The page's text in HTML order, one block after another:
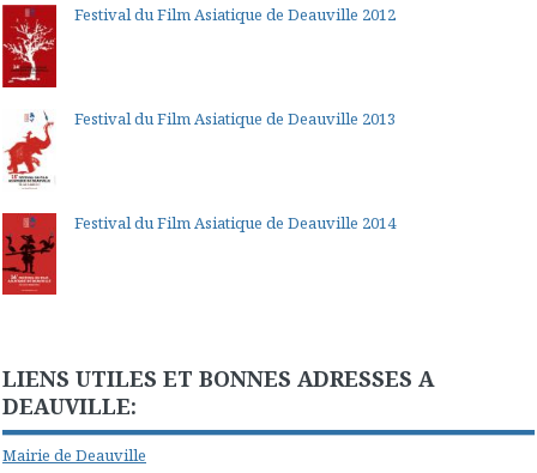
Festival du Film Asiatique de Deauville 2012
Festival du Film Asiatique de Deauville 2013
Festival du Film Asiatique de Deauville 2014
LIENS UTILES ET BONNES ADRESSES A
DEAUVILLE:
Mairie de Deauville